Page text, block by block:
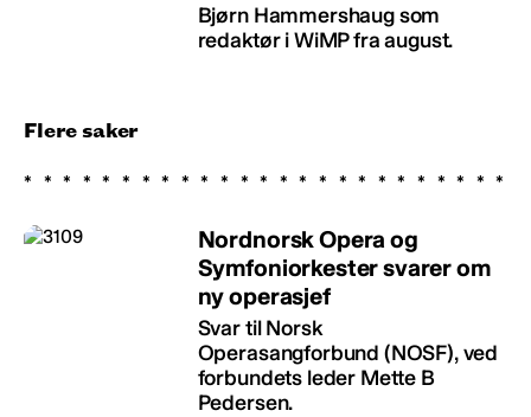
Bjørn Hammershaug som
redaktør i WiMP fra august.
Flere saker
Nordnorsk Opera og
Symfoniorkester svarer om
ny operasjef
Svar til Norsk
Operasangforbund (NOSF), ved
forbundets leder Mette B
Pedersen.